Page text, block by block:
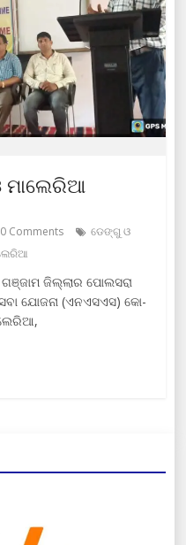
0 Comments
ଡେଙ୍ଗୁ ଓ
ଜିଲ୍ଲାର ପୋଲସରା
ଯୋଜନା (ଏନଏସଏସ) କୋ-